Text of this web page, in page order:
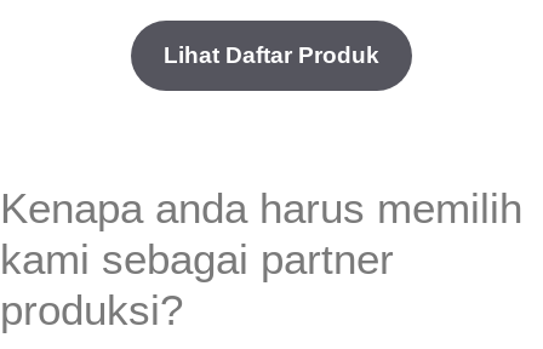
Lihat Daftar Produk
Kenapa anda harus memilih
kami sebagai partner
produksi?